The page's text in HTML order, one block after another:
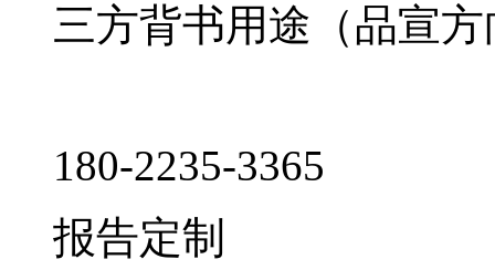
三方背书用途（品宣
180-2235-3365
报告定制